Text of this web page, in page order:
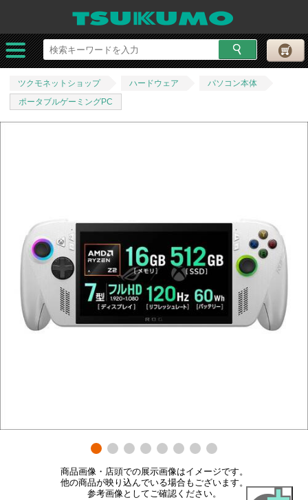
ツクモネットショップ ハードウェア
パソコン本体
ポータブルゲーミングPC
商品画像・店頭での展示画像はイメージです。
他の商品が映り込んでいる場合もございます。
参考画像としてご確認ください。